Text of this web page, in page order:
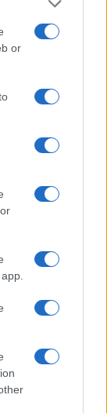
or
– 2027
Ο νέος
στην Αττική
και ο